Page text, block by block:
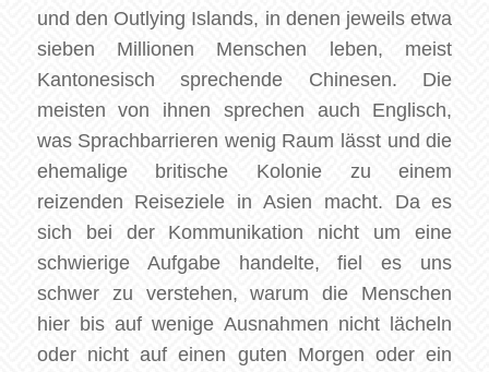
und den Outlying Islands, in denen jeweils etwa
sieben Millionen Menschen leben, meist
Kantonesisch sprechende Chinesen. Die
meisten von ihnen sprechen auch Englisch,
was Sprachbarrieren wenig Raum lässt und die
ehemalige britische Kolonie zu einem
reizenden Reiseziele in Asien macht. Da es
sich bei der Kommunikation nicht um eine
schwierige Aufgabe handelte, fiel es uns
schwer zu verstehen, warum die Menschen
hier bis auf wenige Ausnahmen nicht lächeln
oder nicht auf einen guten Morgen oder ein